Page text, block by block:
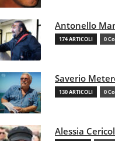
Antonello
174 ARTICOLI 0
Saverio
130 ARTICOLI 0
Alessia